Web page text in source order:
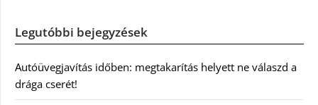
Legutóbbi bejegyzések
Autóüvegjavítás időben: megtakarítás helyett ne válaszd a
drága cserét!